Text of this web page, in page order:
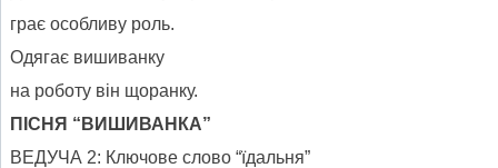
грає особливу роль.
Одягає вишиванку
на роботу він щоранку.
ПІСНЯ “ВИШИВАНКА”
ВЕДУЧА 2: Ключове слово “їдальня”